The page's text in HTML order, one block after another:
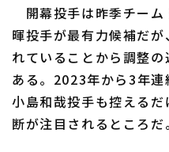
開幕投手は昨季チーム
暉投手が最有力候補だ
れていることから調整
ある。2023年から3年連
小島和哉投手も控える
断が注目されるところだ。